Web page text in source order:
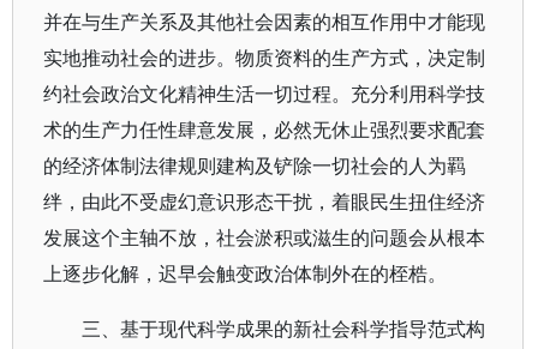
并在与生产关系及其他社会因素的相互作用中才能现
实地推动社会的进步。物质资料的生产方式，决定制
约社会政治文化精神生活一切过程。充分利用科学技
术的生产力任性肆意发展，必然无休止强烈要求配套
的经济体制法律规则建构及铲除一切社会的人为羁
绊，由此不受虚幻意识形态干扰，着眼民生扭住经济
发展这个主轴不放，社会淤积或滋生的问题会从根本
上逐步化解，迟早会触变政治体制外在的桎梏。
三、基于现代科学成果的新社会科学指导范式构